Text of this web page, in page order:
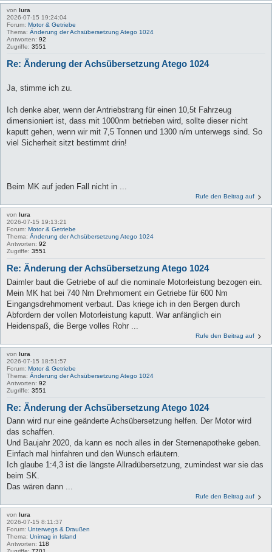
von lura
2026-07-15 19:24:04
Forum: Motor & Getriebe
Thema: Änderung der Achsübersetzung Atego 1024
Antworten: 92
Zugriffe: 3551
Re: Änderung der Achsübersetzung Atego 1024
Ja, stimme ich zu.
Ich denke aber, wenn der Antriebstrang für einen 10,5t Fahrzeug
dimensioniert ist, dass mit 1000nm betrieben wird, sollte dieser nicht
kaputt gehen, wenn wir mit 7,5 Tonnen und 1300 n/m unterwegs sind. So
viel Sicherheit sitzt bestimmt drin!
Beim MK auf jeden Fall nicht in ...
Rufe den Beitrag auf
von
lura
2026-07-15 19:13:21
Forum: Motor & Getriebe
Thema: Änderung der Achsübersetzung Atego 1024
Antworten: 92
Zugriffe: 3551
Re: Änderung der Achsübersetzung Atego 1024
Daimler baut die Getriebe of auf die nominale Motorleistung bezogen ein.
Mein MK hat bei 740 Nm Drehmoment ein Getriebe für 600 Nm
Eingangsdrehmoment verbaut. Das kriege ich in den Bergen durch
Abfordern der vollen Motorleistung kaputt. War anfänglich ein
Heidenspaß, die Berge volles Rohr ...
Rufe den Beitrag auf
von lura
2026-07-15 18:51:57
Forum: Motor & Getriebe
Thema: Änderung der Achsübersetzung Atego 1024
Antworten: 92
Zugriffe: 3551
Re: Änderung der Achsübersetzung Atego 1024
Dann wird nur eine geänderte Achsübersetzung helfen. Der Motor wird
das schaffen.
Und Baujahr 2020, da kann es noch alles in der Sternenapotheke geben.
Einfach mal hinfahren und den Wunsch erläutern.
Ich glaube 1:4,3 ist die längste Allradübersetzung, zumindest war sie das
beim SK.
Das wären dann ...
Rufe den Beitrag auf
von
lura
2026-07-15 8:11:37
Forum: Unterwegs & Draußen
Thema: Unimag in Island
Antworten: 118